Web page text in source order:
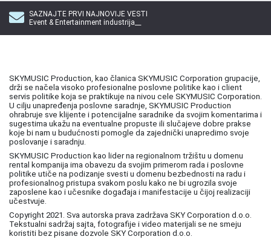
SAZNAJTE PRVI NAJNOVIJE VESTI
Event & Entertainment industrija__
SKYMUSIC Production, kao članica SKYMUSIC Corporation grupacije,
drži se načela visoko profesionalne poslovne politike kao i client
servis politike koja se praktikuje na nivou cele SKYMUSIC Corporation.
U cilju unapređenja poslovne saradnje, SKYMUSIC Production
ohrabruje sve klijente i potencijalne saradnike da svojim komentarima i
sugestima ukažu na eventualne propuste ili slučajeve dobre prakse
koje bi nam u budućnosti pomogle da zajednički unapredimo svoje
poslovanje i saradnju.
SKYMUSIC Production kao lider na regionalnom tržištu u domenu
rental kompanija ima obavezu da svojim primerom rada i poslovne
politike utiče na podizanje svesti u domenu bezbednosti na radu i
profesionalnog pristupa svakom poslu kako ne bi ugrozila svoje
zaposlene kao i učesnike događaja i manifestacije u čijoj realizaciji
učestvuje.
Copyright 2021. Sva autorska prava zadržava SKY Corporation d.o.o.
Tekstualni sadržaj sajta, fotografije i video materijali se ne smeju
koristiti bez pisane dozvole SKY Corporation d.o.o.